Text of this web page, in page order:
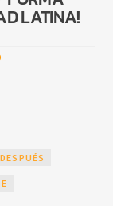
LATINA!
DESPUÉS